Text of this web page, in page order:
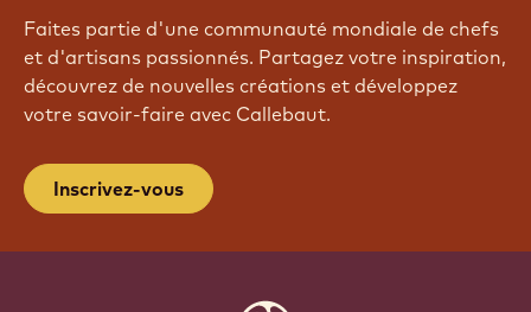
Faites partie d'une communauté mondiale de chefs
et d'artisans passionnés. Partagez votre inspiration,
découvrez de nouvelles créations et développez
votre savoir-faire avec Callebaut.
Inscrivez-vous